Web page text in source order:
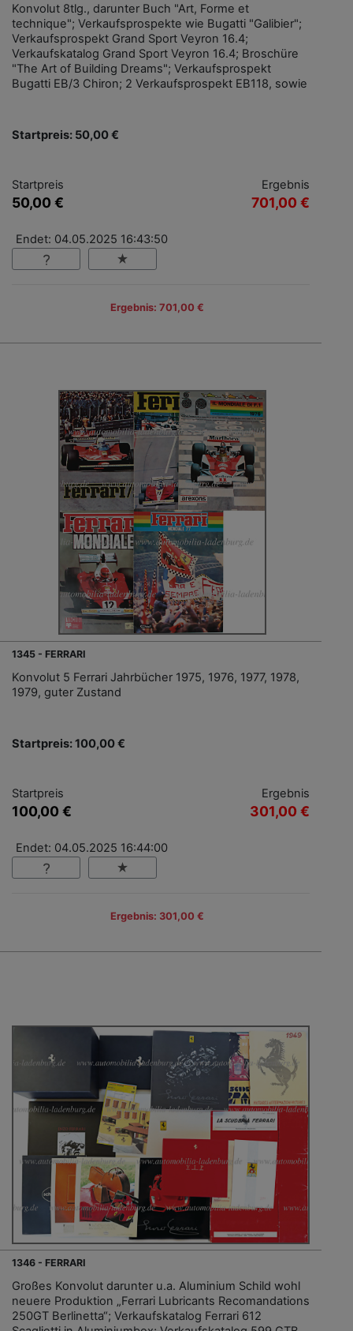
Konvolut 8tlg., darunter Buch "Art, Forme et
technique"; Verkaufsprospekte wie Bugatti "Galibier";
Verkaufsprospekt Grand Sport Veyron 16.4;
Verkaufskatalog Grand Sport Veyron 16.4; Broschüre
"The Art of Building Dreams"; Verkaufsprospekt
Bugatti EB/3 Chiron; 2 Verkaufsprospekt EB118, sowie
Startpreis: 50,00 €
Startpreis
50,00 €
Ergebnis
701,00 €
Endet: 04.05.2025 16:43:50
Ergebnis: 701,00 €
1345 - FERRARI
Konvolut 5 Ferrari Jahrbücher 1975, 1976, 1977, 1978,
1979, guter Zustand
Startpreis: 100,00 €
Startpreis
100,00 €
Ergebnis
301,00 €
Endet: 04.05.2025 16:44:00
Ergebnis: 301,00 €
1346 - FERRARI
Großes Konvolut darunter u.a. Aluminium Schild wohl
neuere Produktion „Ferrari Lubricants Recomandations
250GT Berlinetta“; Verkaufskatalog Ferrari 612